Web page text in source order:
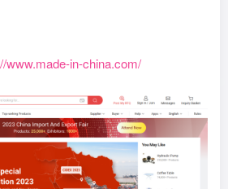
www.made-in-china.com/